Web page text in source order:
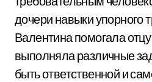
дочери навыки упорного
Валентина помогала
выполняла различные
быть ответственной и